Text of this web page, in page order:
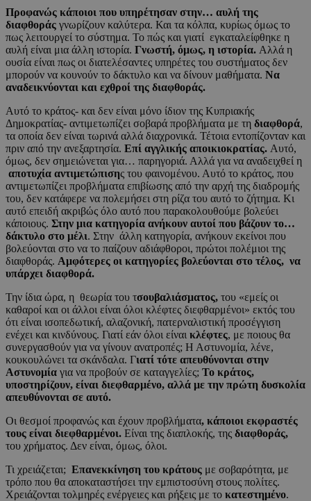
Προφανώς κάποιοι που υπηρέτησαν στην… αυλή της
διαφθοράς γνωρίζουν καλύτερα. Και τα κόλπα, κυρίως όμως το
πως λειτουργεί το σύστημα. Το πώς και γιατί εγκαταλείφθηκε η
αυλή είναι μια άλλη ιστορία. Γνωστή, όμως, η ιστορία. Αλλά η
ουσία είναι πως οι διατελέσαντες υπηρέτες του συστήματος δεν
μπορούν να κουνούν το δάκτυλο και να δίνουν μαθήματα. Να
αναδεικνύονται και εχθροί της διαφθοράς.
Αυτό το κράτος- και δεν είναι μόνο ίδιον της Κυπριακής
Δημοκρατίας- αντιμετωπίζει σοβαρά προβλήματα με τη διαφθορά,
τα οποία δεν είναι τωρινά αλλά διαχρονικά. Τέτοια εντοπίζονταν και
πριν από την ανεξαρτησία. Επί αγγλικής αποικιοκρατίας. Αυτό,
όμως, δεν σημειώνεται για… παρηγοριά. Αλλά για να αναδειχθεί η
αποτυχία αντιμετώπισης του φαινομένου. Αυτό το κράτος, που
αντιμετωπίζει προβλήματα επιβίωσης από την αρχή της διαδρομής
του, δεν κατάφερε να πολεμήσει στη ρίζα του αυτό το ζήτημα. Κι
αυτό επειδή ακριβώς όλο αυτό που παρακολουθούμε βολεύει
κάποιους. Στην μια κατηγορία ανήκουν αυτοί που βάζουν το…
δάκτυλο στο μέλι. Στην άλλη κατηγορία, ανήκουν εκείνοι που
βολεύονται στο να το παίζουν αδιάφθοροι, πρώτοι πολέμιοι της
διαφθοράς. Αμφότερες οι κατηγορίες βολεύονται στο τέλος, να
υπάρχει διαφθορά.
Την ίδια ώρα, η θεωρία του τσουβαλιάσματος, του «εμείς οι
καθαροί και οι άλλοι είναι όλοι κλέφτες διεφθαρμένοι» εκτός του
ότι είναι ισοπεδωτική, αλαζονική, πατερναλιστική προσέγγιση
ενέχει και κινδύνους. Γιατί εάν όλοι είναι κλέφτες, με ποιους θα
συνεργασθούν για να γίνουν ανατροπές; Η Αστυνομία, λένε,
κουκουλώνει τα σκάνδαλα. Γιατί τότε απευθύνονται στην
Αστυνομία για να προβούν σε καταγγελίες; Το κράτος,
υποστηρίζουν, είναι διεφθαρμένο, αλλά με την πρώτη δυσκολία
απευθύνονται σε αυτό.
Οι θεσμοί προφανώς και έχουν προβλήματα, κάποιοι εκφραστές
τους είναι διεφθαρμένοι. Είναι της διαπλοκής, της διαφθοράς,
του χρήματος. Δεν είναι, όμως, όλοι.
Τι χρειάζεται; Επανεκκίνηση του κράτους με σοβαρότητα, με
τρόπο που θα αποκαταστήσει την εμπιστοσύνη στους πολίτες.
Χρειάζονται τολμηρές ενέργειες και ρήξεις με το κατεστημένο.